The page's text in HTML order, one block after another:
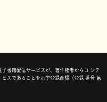
書籍配信サービスが、著作権者からコ ンテ
ビスであることを示す登録商標（登録 番号 第